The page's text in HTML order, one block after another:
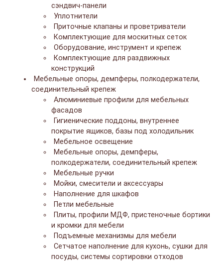
сэндвич-панели
Уплотнители
Приточные клапаны и проветриватели
Комплектующие для москитных сеток
Оборудование, инструмент и крепеж
Комплектующие для раздвижных
конструкций
Мебельные опоры, демпферы, полкодержатели,
соединительный крепеж
Алюминиевые профили для мебельных
фасадов
Гигиенические поддоны, внутреннее
покрытие ящиков, базы под холодильник
Мебельное освещение
Мебельные опоры, демпферы,
полкодержатели, соединительный крепеж
Мебельные ручки
Мойки, смесители и аксессуары
Наполнение для шкафов
Петли мебельные
Плиты, профили МДФ, пристеночные бортики
и кромки для мебели
Подъемные механизмы для мебели
Сетчатое наполнение для кухонь, сушки для
посуды, системы сортировки отходов